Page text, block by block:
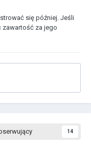
się później. Jeśli
zawartość za jego
14